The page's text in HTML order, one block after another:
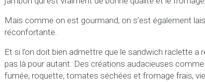
Mais comme on est gourmand, on s’est également
réconfortante.
Et si l’on doit bien admettre que le sandwich raclette
pas là pour autant. Des créations audacieuses
fumée, roquette, tomates séchées et fromage frais,